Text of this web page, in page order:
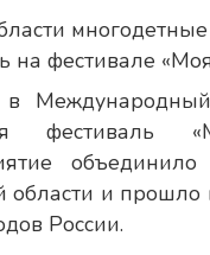
фестиваль
объединило
области и прошло
России.